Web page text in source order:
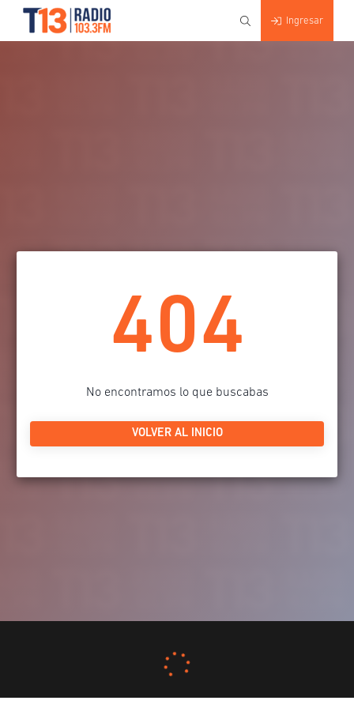
Ingresar
404
No encontramos lo que buscabas
VOLVER AL INICIO